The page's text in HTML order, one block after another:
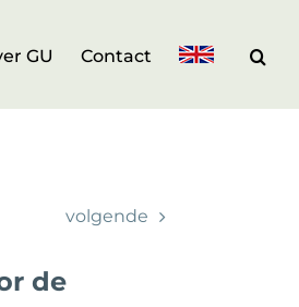
GU Contact
volgende
de